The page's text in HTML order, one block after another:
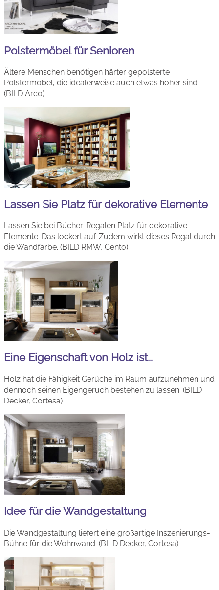
Polstermöbel für Senioren
Ältere Menschen benötigen härter gepolsterte
Polstermöbel, die idealerweise auch etwas höher sind.
(BILD Arco)
Lassen Sie Platz für dekorative Elemente
Lassen Sie bei Bücher-Regalen Platz für dekorative
Elemente. Das lockert auf. Zudem wirkt dieses Regal durch
die Wandfarbe. (BILD RMW, Cento)
Eine Eigenschaft von Holz ist...
Holz hat die Fähigkeit Gerüche im Raum aufzunehmen und
dennoch seinen Eigengeruch bestehen zu lassen. (BILD
Decker, Cortesa)
Idee für die Wandgestaltung
Die Wandgestaltung liefert eine großartige Inszenierungs-
Bühne für die Wohnwand. (BILD Decker, Cortesa)